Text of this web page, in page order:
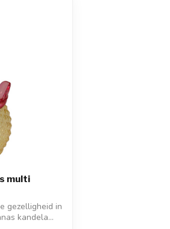
multi
gezelligheid in
kandela...